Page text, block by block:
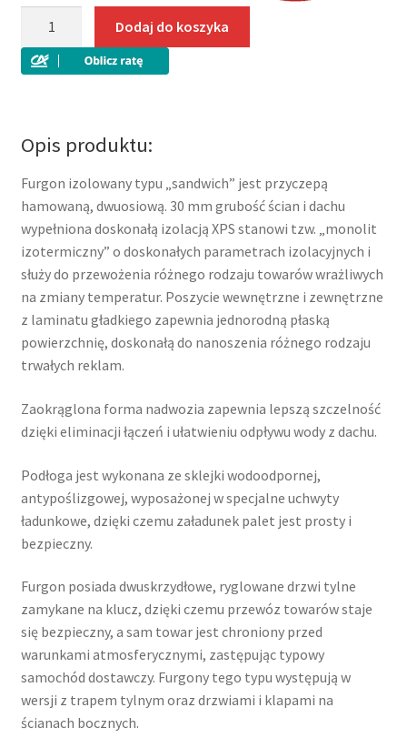
izolowany
300T.00
DMC
2000kg
Dodaj do koszyka
Opis produktu:
Furgon izolowany typu „sandwich” jest przyczepą
hamowaną, dwuosiową. 30 mm grubość ścian i dachu
wypełniona doskonałą izolacją XPS stanowi tzw. „monolit
izotermiczny” o doskonałych parametrach izolacyjnych i
służy do przewożenia różnego rodzaju towarów wrażliwych
na zmiany temperatur. Poszycie wewnętrzne i zewnętrzne
z laminatu gładkiego zapewnia jednorodną płaską
powierzchnię, doskonałą do nanoszenia różnego rodzaju
trwałych reklam.
Zaokrąglona forma nadwozia zapewnia lepszą szczelność
dzięki eliminacji łączeń i ułatwieniu odpływu wody z dachu.
Podłoga jest wykonana ze sklejki wodoodpornej,
antypoślizgowej, wyposażonej w specjalne uchwyty
ładunkowe, dzięki czemu załadunek palet jest prosty i
bezpieczny.
Furgon posiada dwuskrzydłowe, ryglowane drzwi tylne
zamykane na klucz, dzięki czemu przewóz towarów staje
się bezpieczny, a sam towar jest chroniony przed
warunkami atmosferycznymi, zastępując typowy
samochód dostawczy. Furgony tego typu występują w
wersji z trapem tylnym oraz drzwiami i klapami na
ścianach bocznych.